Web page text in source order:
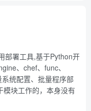
部署工具,基于Python开
、chef、func、
统配置、批量程序部
模块工作的，本身没有